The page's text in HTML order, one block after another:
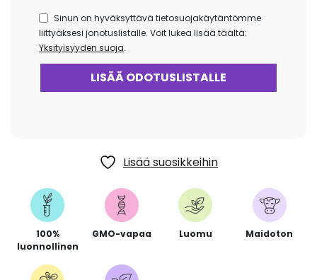
Sinun on hyväksyttävä tietosuojakäytäntömme
liittyäksesi jonotuslistalle. Voit lukea lisää täältä:
Yksityisyyden suoja.
Lisää suosikkeihin
100%
luonnollinen
GMO-vapaa Luomu Maidoton